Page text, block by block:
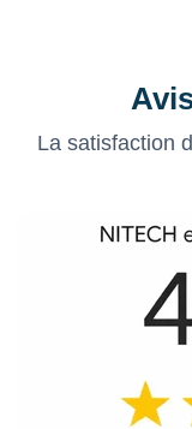
La satisfaction